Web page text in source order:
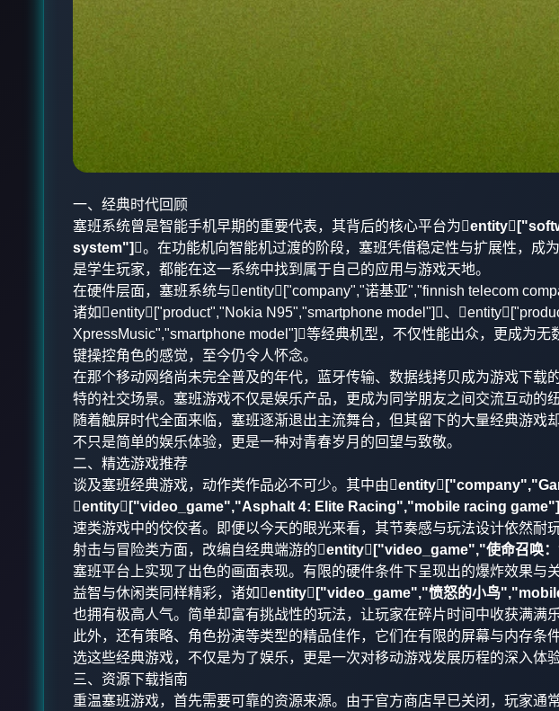
一、经典时代回顾
塞班系统曾是智能手机早期的重要代表，其背后的核心平台为
system"]。在功能机向智能机过渡的阶段，塞班凭借稳定性与扩展性，成
是学生玩家，都能在这一系统中找到属于自己的应用与游戏天地。
在硬件层面，塞班系统与entity["company","诺基亚","finnish telecom
诸如entity["product","Nokia N95","smartphone model"]、
XpressMusic","smartphone model"]等经典机型，不仅性能出众，更成为
键操控角色的感觉，至今仍令人怀念。
在那个移动网络尚未完全普及的年代，蓝牙传输、数据线拷贝成为游戏下载
特的社交场景。塞班游戏不仅是娱乐产品，更成为同学朋友之间交流互动的纽
随着触屏时代全面来临，塞班逐渐退出主流舞台，但其留下的大量经典游戏
不只是简单的娱乐体验，更是一种对青春岁月的回望与致敬。
二、精选游戏推荐
谈及塞班经典游戏，动作类作品必不可少。其中由
entity["video_game","Asphalt 4: Elite Racing","mobile racing
速类游戏中的佼佼者。即便以今天的眼光来看，其节奏感与玩法设计依然耐玩
射击与冒险类方面，改编自经典端游的entity["video_game","使命召唤
塞班平台上实现了出色的画面表现。有限的硬件条件下呈现出的爆炸效果与
益智与休闲类同样精彩，诸如 entity["video_game","愤怒的小鸟
也拥有极高人气。简单却富有挑战性的玩法，让玩家在碎片时间中收获满满乐
此外，还有策略、角色扮演等类型的精品佳作，它们在有限的屏幕与内存条
选这些经典游戏，不仅是为了娱乐，更是一次对移动游戏发展历程的深入体验
三、资源下载指南
重温塞班游戏，首先需要可靠的资源来源。由于官方商店早已关闭，玩家通